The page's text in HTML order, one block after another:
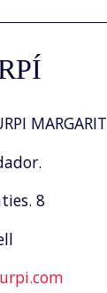
MARGARIT
8